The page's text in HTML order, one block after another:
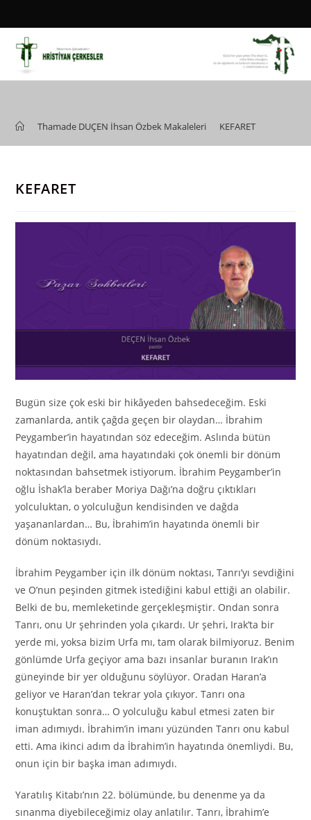
to
content
Thamade DUÇEN İhsan Özbek Makaleleri KEFARET
KEFARET
Bugün size çok eski bir hikâyeden bahsedeceğim. Eski
zamanlarda, antik çağda geçen bir olaydan… İbrahim
Peygamber’in hayatından söz edeceğim. Aslında bütün
hayatından değil, ama hayatındaki çok önemli bir dönüm
noktasından bahsetmek istiyorum. İbrahim Peygamber’in
oğlu İshak’la beraber Moriya Dağı’na doğru çıktıkları
yolculuktan, o yolculuğun kendisinden ve dağda
yaşananlardan… Bu, İbrahim’in hayatında önemli bir
dönüm noktasıydı.
İbrahim Peygamber için ilk dönüm noktası, Tanrı’yı sevdiğini
ve O’nun peşinden gitmek istediğini kabul ettiği an olabilir.
Belki de bu, memleketinde gerçekleşmiştir. Ondan sonra
Tanrı, onu Ur şehrinden yola çıkardı. Ur şehri, Irak’ta bir
yerde mi, yoksa bizim Urfa mı, tam olarak bilmiyoruz. Benim
gönlümde Urfa geçiyor ama bazı insanlar buranın Irak’ın
güneyinde bir yer olduğunu söylüyor. Oradan Haran’a
geliyor ve Haran’dan tekrar yola çıkıyor. Tanrı ona
konuştuktan sonra… O yolculuğu kabul etmesi zaten bir
iman adımıydı. İbrahim’in imanı yüzünden Tanrı onu kabul
etti. Ama ikinci adım da İbrahim’in hayatında önemliydi. Bu,
onun için bir başka iman adımıydı.
Yaratılış Kitabı’nın 22. bölümünde, bu denenme ya da
sınanma diyebileceğimiz olay anlatılır. Tanrı, İbrahim’e